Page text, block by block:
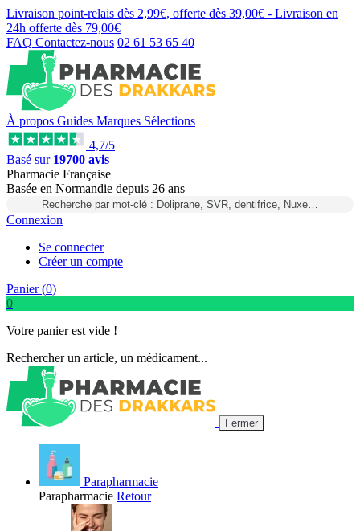
Livraison point-relais dès 2,99€, offerte dès 39,00€ - Livraison en
24h offerte dès 79,00€
FAQ Contactez-nous 02 61 53 65 40
À propos Guides Marques Sélections
4,7/5
Basé sur 19700 avis
Pharmacie Française
Basée en Normandie depuis 26 ans
Recherche par mot-clé : Doliprane, SVR, dentifrice, Nuxe…
Connexion
Se connecter
Créer un compte
Panier (0)
0
Votre panier est vide !
Rechercher un article, un médicament...
Fermer
Parapharmacie
Parapharmacie Retour